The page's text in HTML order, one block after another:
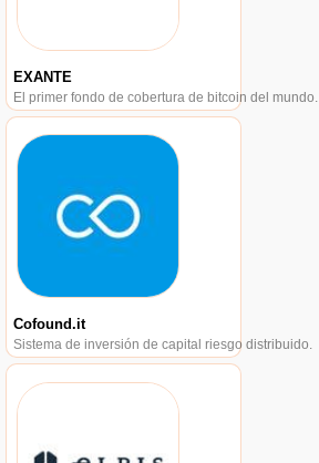
EXANTE
El primer fondo de cobertura de bitcoin del mundo.
Cofound.it
Sistema de inversión de capital riesgo distribuido.